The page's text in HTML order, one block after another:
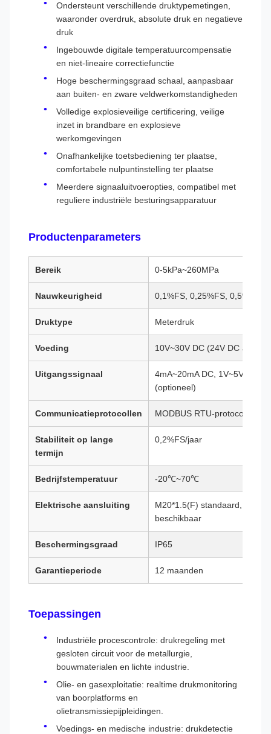
Ondersteunt verschillende druktypemetingen,
waaronder overdruk, absolute druk en negatieve
druk
Ingebouwde digitale temperatuurcompensatie
en niet-lineaire correctiefunctie
Hoge beschermingsgraad schaal, aanpasbaar
aan buiten- en zware veldwerkomstandigheden
Volledige explosieveilige certificering, veilige
inzet in brandbare en explosieve
werkomgevingen
Onafhankelijke toetsbediening ter plaatse,
comfortabele nulpuntinstelling ter plaatse
Meerdere signaaluitvoeropties, compatibel met
reguliere industriële besturingsapparatuur
Productenparameters
Bereik 0-5kPa~260MPa
Nauwkeurigheid 0,1%FS, 0,25%FS, 0,5%FS
Druktype Meterdruk
Voeding 10V~30V DC (24V DC
Uitgangssignaal
4mA~20mA DC, 1V~5V DC,
(optioneel)
Communicatieprotocollen MODBUS RTU-protocol,
Stabiliteit op lange
termijn
0,2%FS/jaar
Bedrijfstemperatuur -20℃~70℃
Elektrische aansluiting
M20*1.5(F) standaard,
beschikbaar
Beschermingsgraad IP65
Garantieperiode 12 maanden
Toepassingen
Industriële procescontrole: drukregeling met
gesloten circuit voor de metallurgie,
bouwmaterialen en lichte industrie.
Olie- en gasexploitatie: realtime drukmonitoring
van boorplatforms en
olietransmissiepijpleidingen.
Voedings- en medische industrie: drukdetectie